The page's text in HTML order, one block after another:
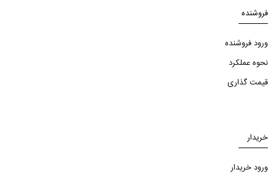
فروشنده
ورود فروشنده
نحوه عملکرد
قیمت گذاری
خریدار
ورود خریدار